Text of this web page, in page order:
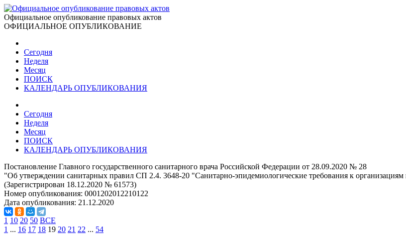
Официальное опубликование правовых актов
ОФИЦИАЛЬНОЕ ОПУБЛИКОВАНИЕ
Сегодня
Неделя
Месяц
ПОИСК
КАЛЕНДАРЬ ОПУБЛИКОВАНИЯ
Сегодня
Неделя
Месяц
ПОИСК
КАЛЕНДАРЬ ОПУБЛИКОВАНИЯ
Постановление Главного государственного санитарного врача Российской Федерации от 28.09.2020 № 28
"Об утверждении санитарных правил СП 2.4. 3648-20 "Санитарно-эпидемиологические требования к
(Зарегистрирован 18.12.2020 № 61573)
Номер опубликования: 0001202012210122
Дата опубликования: 21.12.2020
1 10 20 50 ВСЕ
1 ... 16 17 18 19 20 21 22 ... 54